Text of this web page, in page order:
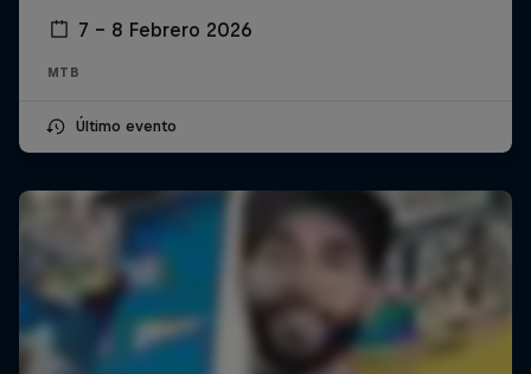
7 – 8 Febrero 2026
MTB
Último evento